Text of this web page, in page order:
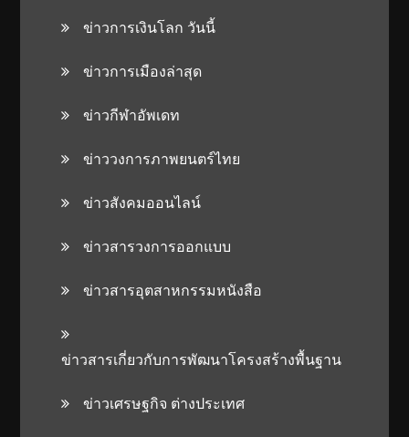
ข่าวการเงินโลก วันนี้
ข่าวการเมืองล่าสุด
ข่าวกีฬาอัพเดท
ข่าววงการภาพยนตร์ไทย
ข่าวสังคมออนไลน์
ข่าวสารวงการออกแบบ
ข่าวสารอุตสาหกรรมหนังสือ
ข่าวสารเกี่ยวกับการพัฒนาโครงสร้างพื้นฐาน
ข่าวเศรษฐกิจ ต่างประเทศ